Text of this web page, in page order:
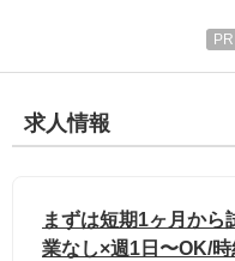
求人情報
まずは短期1ヶ月か
業なし×週1日〜OK/